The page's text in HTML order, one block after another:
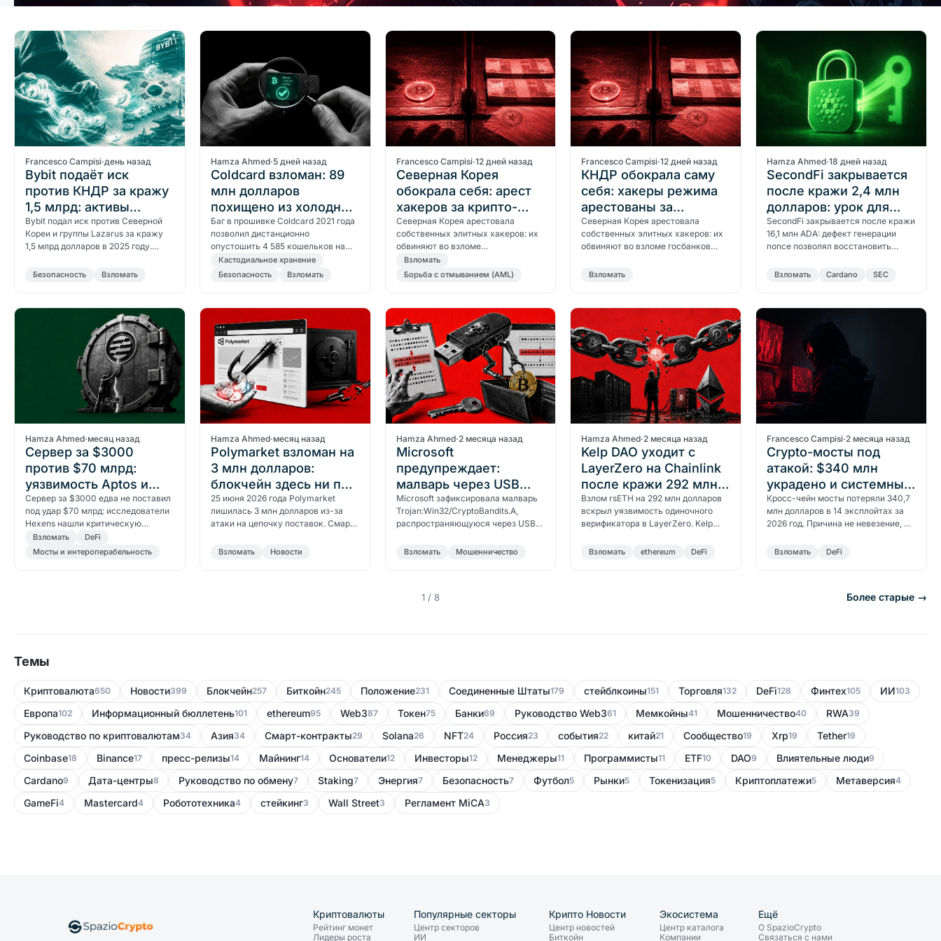
Francesco Campisi·день назад
Bybit подаёт иск
против КНДР за кражу
1,5 млрд: активы
заморожены
Bybit подал иск против Северной
Кореи и группы Lazarus за кражу
1,5 млрд долларов в 2025 году.
заморозил часть активов.
Безопасность Bзломать
Hamza Ahmed·5 дней назад
Coldcard взломан: 89
млн долларов
похищено из холодных
кошельков
Баг в прошивке Coldcard 2021 года
позволил дистанционно
опустошить 4 585 кошельков на
сумму около 89 млн долларов. Что
произошло и как проверить,
Кастодиальное хранение
Безопасность
Bзломать
Francesco Campisi·12 дней назад
Северная Корея
обокрала себя: арест
хакеров за крипто-
отмывание
Северная Корея арестовала
собственных элитных хакеров: их
обвиняют во взломе
государственных банков и
отмывании средств через
Bзломать
Борьба с отмыванием (AML)
Francesco Campisi·12 дней назад
КНДР обокрала саму
себя: хакеры режима
арестованы за
крипторецикляж
Северная Корея арестовала
собственных элитных хакеров: их
обвиняют во взломе госбанков
через крипту. Схема та же, что
Bзломать
Hamza Ahmed·18 дней назад
SecondFi закрывается
после кражи 2,4 млн
долларов: урок для
всех
SecondFi закрывается после кражи
16,1 млн ADA: дефект генерации
nonce позволял восстановить
данных блокчейна. Перенос сид-
Bзломать Cardano SEC
Hamza Ahmed·месяц назад
Сервер за $3000
против $70 млрд:
уязвимость Aptos и
урок для крипторынка
Сервер за $3000 едва не поставил
под удар $70 млрд: исследователи
Hexens нашли критическую
уязвимость в Move VM Aptos.
Средства не пострадали.
Bзломать
DeFi
Мосты и интероперабельность
Hamza Ahmed·месяц назад
Polymarket взломан на
3 млн долларов:
блокчейн здесь ни при
чём
25 июня 2026 года Polymarket
лишилась 3 млн долларов из-за
атаки на цепочку поставок. Смарт-
взломан был фронтенд сайта.
Bзломать Новости
Hamza Ahmed·2 месяца назад
Microsoft
предупреждает:
малварь через USB
опустошает крипто-
кошельки
Microsoft зафиксировала малварь
Trojan:Win32/CryptoBandits.A,
распространяющуюся через USB-
подменяет адреса кошельков в
Bзломать Мошенничество
Hamza Ahmed·2 месяца назад
Kelp DAO уходит с
LayerZero на Chainlink
после кражи 292 млн
долларов
Взлом rsETH на 292 млн долларов
вскрыл уязвимость одиночного
верификатора в LayerZero. Kelp
ЕЦБ использовал инцидент как…
Bзломать ethereum DeFi
Francesco Campisi·2 месяца назад
Crypto-мосты под
атакой: $340 млн
украдено и системный
изъян
Кросс-чейн мосты потеряли 340,7
млн долларов в 14 эксплойтах за
2026 год. Причина не невезение, а
мосты хранят залог сразу…
Bзломать DeFi
1 / 8 Более старые →
Темы
Криптовалюта650 Новости399 Блокчейн257 Биткойн245 Положение231 Соединенные Штаты179 стейблкоины151 Торговля132 DeFi128 Финтех105 ИИ103
Европа102 Информационный бюллетень101 ethereum95 Web387 Токен75 Банки69 Руководство Web361 Мемкойны41 Мошенничество40 RWA39
Руководство по криптовалютам34 Азия34 Смарт-контракты29 Solana26 NFT24 Россия23 события22 китай21 Сообщество19 Xrp19 Tether19
Coinbase18 Binance17 пресс-релизы14 Майнинг14 Основатели12 Инвесторы12 Менеджеры11 Программисты11 ETF10 DAO9 Влиятельные люди9
Cardano9 Дата-центры8 Руководство по обмену7 Staking7 Энергия7 Безопасность7 Футбол5 Рынки5 Токенизация5 Криптоплатежи5 Метаверсия4
GameFi4 Mastercard4 Робототехника4 стейкинг3 Wall Street3 Регламент MiCA3
Криптовалюты
Рейтинг монет
Лидеры роста
Популярные секторы
Центр секторов
ИИ
Крипто Новости
Центр новостей
Биткойн
Экосистема
Центр каталога
Компании
Ещё
О SpazioCrypto
Связаться с нами